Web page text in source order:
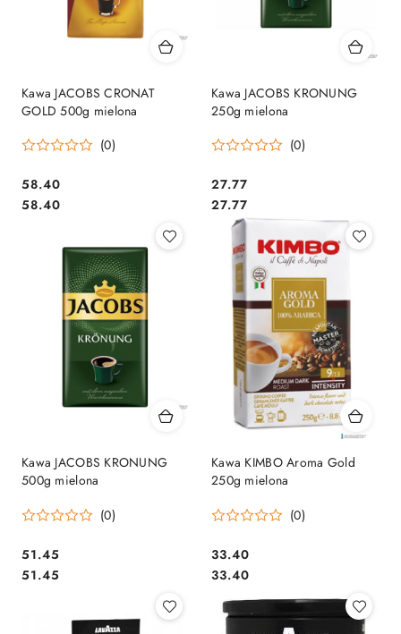
Kawa JACOBS CRONAT
GOLD 500g mielona
(0)
Cena:
58.40
Cena:
58.40
Kawa JACOBS KRONUNG
250g mielona
(0)
Cena:
27.77
Cena:
27.77
Kawa JACOBS KRONUNG
500g mielona
(0)
Cena:
51.45
Cena:
51.45
Kawa KIMBO Aroma Gold
250g mielona
(0)
Cena:
33.40
Cena:
33.40